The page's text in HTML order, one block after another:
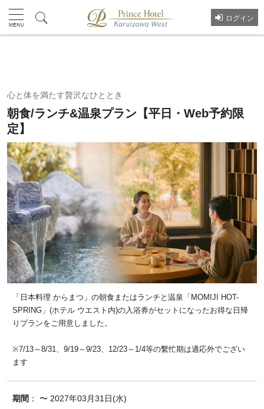
ログイン
心と体を満たす贅沢なひととき
朝食/ランチ&温泉プラン【平日・Web予約限
定】
「日本料理 からまつ」の朝食またはランチと温泉「MOMIJI HOT-
SPRING」(ホテル ウエスト内)の入浴券がセットになったお得な日帰
りプランをご用意しました。
※7/13～8/31、9/19～9/23、12/23～1/4等の繫忙期は適応外でござい
ます
期間 ： 〜 2027年03月31日(水)